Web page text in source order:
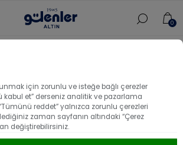
için zorunlu ve isteğe bağlı çerezler
kabul et” derseniz analitik ve pazarlama
reddet” yalnızca zorunlu çerezleri
zaman sayfanın altındaki “Çerez
değiştirebilirsiniz.
0
Altın Tasarım Gurmet Bileklik
Tasarım Gurmet Bileklik